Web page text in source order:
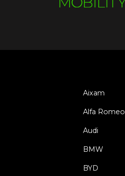
Aixam
Alfa Romeo
Audi
BMW
BYD